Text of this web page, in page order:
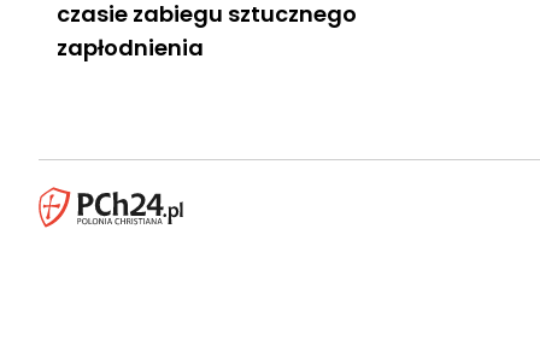
czasie zabiegu sztucznego
zapłodnienia